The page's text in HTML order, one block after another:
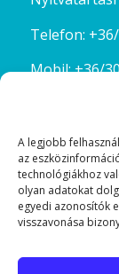
A legjobb
az
technológiákhoz
olyan adatokat
egyedi azonosítók
visszavonása
Telefon:
Mobil:+36/
FACEBOOK